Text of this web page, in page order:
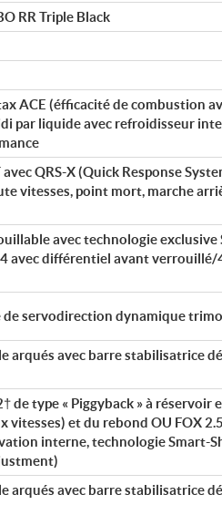
RR Triple Black
ACE (éfficacité de combustion
par liquide avec refroidisseur
QRS-X (Quick Response
vitesses, point mort, marche
avec technologie exclusive
avec différentiel avant verrouillé/
de servodirection dynamique
arqués avec barre stabilisatrice
de type « Piggyback » à réservoir
vitesses) et du rebond OU FOX
interne, technologie Smart-
arqués avec barre stabilisatrice